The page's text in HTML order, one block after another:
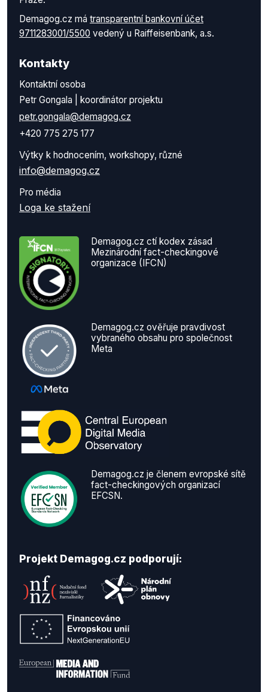
Demagog.cz má transparentní bankovní účet
9711283001/5500 vedený u Raiffeisenbank, a.s.
Kontakty
Kontaktní osoba
Petr Gongala | koordinátor projektu
petr.gongala@demagog.cz
+420 775 275 177
Výtky k hodnocením, workshopy, různé
info@demagog.cz
Pro média
Loga ke stažení
Demagog.cz ctí kodex zásad
Mezinárodní fact-checkingové
organizace (IFCN)
Demagog.cz ověřuje pravdivost
vybraného obsahu pro společnost
Meta
Demagog.cz je členem evropské sítě
fact-checkingových organizací
EFCSN.
Projekt Demagog.cz podporují: